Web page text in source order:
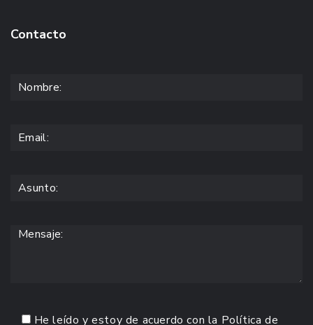
Contacto
He leído y estoy de acuerdo con la Política de